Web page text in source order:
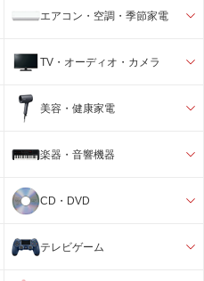
エアコン・空調・季節家電
TV・オーディオ・カメラ
美容・健康家電
楽器・音響機器
CD・DVD
テレビゲーム